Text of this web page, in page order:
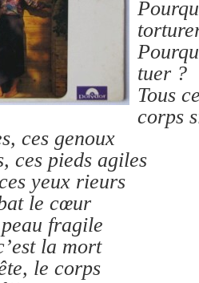
tuer ?
Tous
corps
ces genoux
ces pieds agiles
yeux rieurs
le cœur
fragile
la mort
le corps